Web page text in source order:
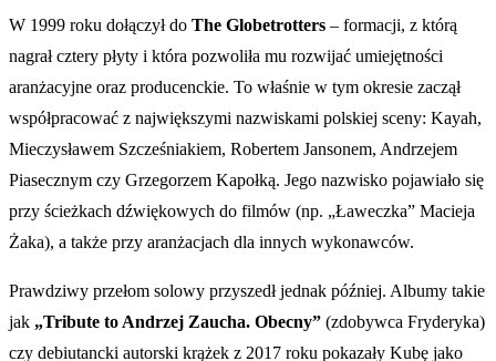
W 1999 roku dołączył do The Globetrotters – formacji, z którą
nagrał cztery płyty i która pozwoliła mu rozwijać umiejętności
aranżacyjne oraz producenckie. To właśnie w tym okresie zaczął
współpracować z największymi nazwiskami polskiej sceny: Kayah,
Mieczysławem Szcześniakiem, Robertem Jansonem, Andrzejem
Piasecznym czy Grzegorzem Kapołką. Jego nazwisko pojawiało się
przy ścieżkach dźwiękowych do filmów (np. „Ławeczka” Macieja
Żaka), a także przy aranżacjach dla innych wykonawców.
Prawdziwy przełom solowy przyszedł jednak później. Albumy takie
jak „Tribute to Andrzej Zaucha. Obecny” (zdobywca Fryderyka)
czy debiutancki autorski krążek z 2017 roku pokazały Kubę jako